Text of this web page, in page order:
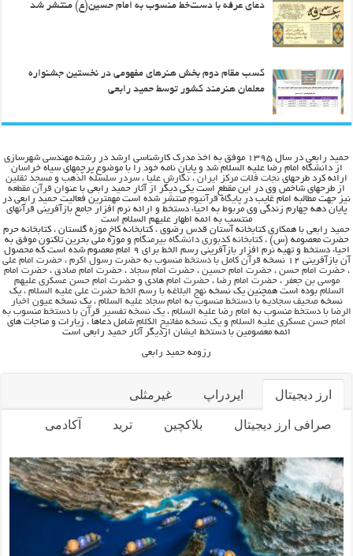
دعای عرفه با دست‌خط منسوب به امام حسین(ع) منتشر شد
کسب مقام دوم بخش هنرهای مفهومی در نخستین جشنواره
معلمان هنرمند کشور توسط حمید رابعی
حمید رابعی در سال ۱۳۹۵ موفق به اخذ مدرک کارشناسی ارشد در رشته مهندسی شهرسازی
از دانشگاه امام رضا علیه السلام شد و پایان نامه خود را با موضوع پرچمهای سیاه خراسان
ارائه کرد طرحهای نجات فلات مرکز ایران ، نگارش علیا ، سردر سلسله الذهب و مسجد ثقلین
از طرحهای شاخص وی در این مقطع است یکی دیگر از آثار حمید رابعی با عنوان قرآن مقطعه
نیز جهت مطالبه امام غایب در پایگاه قرآنیوم منتشر شده است مهمترین فعالیت حمید رابعی در
پایان دهه چهارم زندگی وی مربوط به احیاء دستخط و ارائه نرم افزار جامع بازآفرینی قرآنهای
منتسب به ائمه اطهار علیهم السلام است
حمید رابعی با همکاری کتابخانه آستان قدس رضوی ، کتابخانه کاخ موزه گلستان ، کتابخانه حرم
حضرت معصومه (س) ،کتابخانه کدبوری دانشگاه بیرمنگام و موزه ملی بحرین تاکنون موفق به
احیاء دستخط و تهیه نرم افزار بازآفرینی رسم الخط برای ۹ امام معصوم شده است که محصول
آن بازآفرینی ۱۲ نسخه
قرآن کامل با دستخط منسوب به حضرت رسول اکرم ، حضرت امام علی
،حضرت امام حسن ،حضرت امام حسین ،حضرت امام سجاد،حضرت امام صادق ،حضرت امام
موسی بن جعفر،حضرت امام رضا ،حضرت امام هادی وحضرت امام حسن عسکری علیهم
السلام بوده است همچنین یک نسخهنهج البلاغه با رسم الخط حضرت علی علیه السلام ، یک
نسخهصحیف سجادیه با دستخط منسوب به امام سجاد علیه السلام ، یک نسخهعیون اخبار
الرضا با دستخط منسوب به امام رضا علیه السلام،یک نسخه تفسیر قرآن با دستخط منسوب به
امام حسن عسکری علیه السلام و یک نسخه مفاتیح الکلام شامل دعاها ، زیارات و مناجات های
ائمه معصومین با دستخط ایشان ازدیگر آثار حمید رابعی است
رزومه حمید رابعی
ارز دیجیتال ایردراپ غیرمثلی
صرافی ارز دیجیتال بلاکچین ترید آکادمی